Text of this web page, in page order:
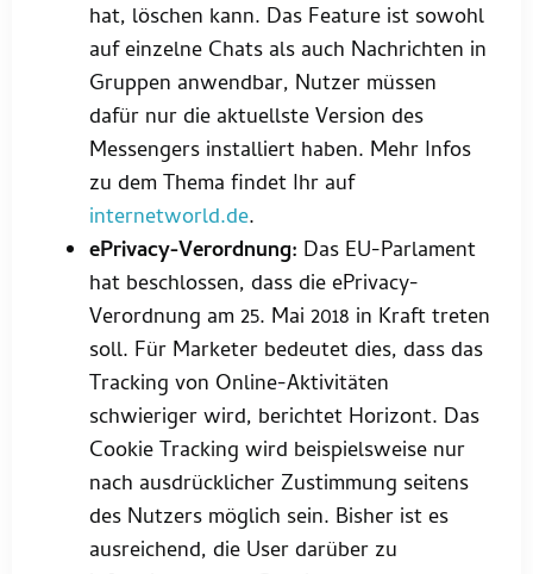
hat, löschen kann. Das Feature ist sowohl
auf einzelne Chats als auch Nachrichten in
Gruppen anwendbar, Nutzer müssen
dafür nur die aktuellste Version des
Messengers installiert haben. Mehr Infos
zu dem Thema findet Ihr auf
internetworld.de.
ePrivacy-Verordnung: Das EU-Parlament
hat beschlossen, dass die ePrivacy-
Verordnung am 25. Mai 2018 in Kraft treten
soll. Für Marketer bedeutet dies, dass das
Tracking von Online-Aktivitäten
schwieriger wird, berichtet Horizont. Das
Cookie Tracking wird beispielsweise nur
nach ausdrücklicher Zustimmung seitens
des Nutzers möglich sein. Bisher ist es
ausreichend, die User darüber zu